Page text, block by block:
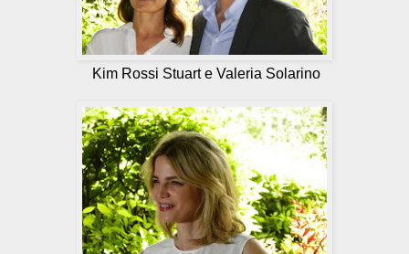
Kim Rossi Stuart e Valeria Solarino